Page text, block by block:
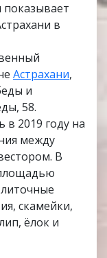
в
Астрахани,
и
58.
в 2019 году на
между
В
скамейки,
ёлок и